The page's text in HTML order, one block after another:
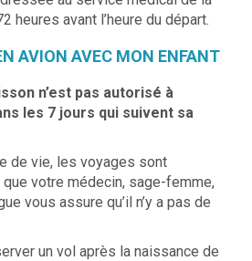
heures avant l’heure du départ.
AVION AVEC MON ENFANT
n’est pas autorisé à
les 7 jours qui suivent sa
de vie, les voyages sont
votre médecin, sage-femme,
vous assure qu’il n’y a pas de
un vol après la naissance de